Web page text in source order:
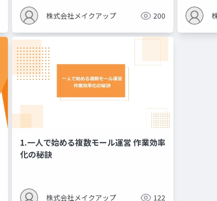
株式会社メイクアップ 200
1.一人で始める複数モール運営 作業効率
化の秘訣
株式会社メイクアップ 122